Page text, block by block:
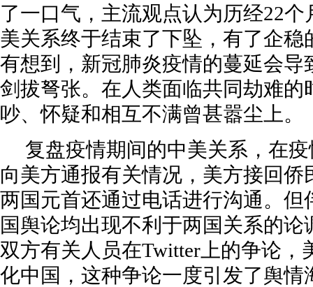
了一口气，主流观点认为历经22
美关系终于结束了下坠，有了企稳
有想到，新冠肺炎疫情的蔓延会导
剑拔弩张。在人类面临共同劫难的
吵、怀疑和相互不满曾甚嚣尘上。
复盘疫情期间的中美关系，在
向美方通报有关情况，美方接回侨
两国元首还通过电话进行沟通。但
国舆论均出现不利于两国关系的
双方有关人员在Twitter上的争论，
化中国，这种争论一度引发了舆情